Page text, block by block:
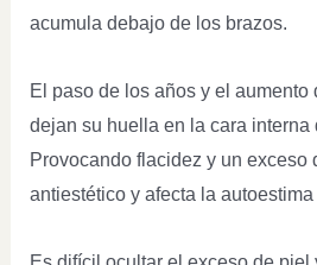
acumula debajo de los brazos.
El paso de los años y el aumento
dejan su huella en la cara interna
Provocando flacidez y un exceso
antiestético y afecta la